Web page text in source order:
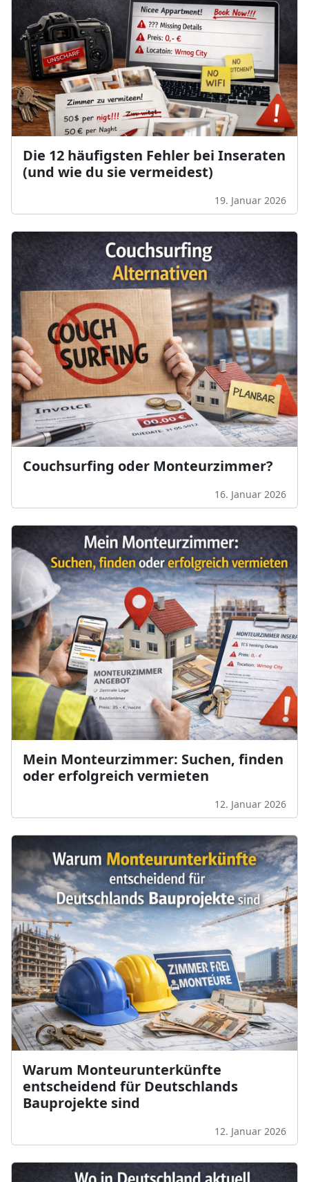
Die 12 häufigsten Fehler bei Inseraten
(und wie du sie vermeidest)
19. Januar 2026
Couchsurf‌ing oder Monteurzimmer?
16. Januar 2026
Mein Monteurzimmer: Suchen, finden
oder erfolgreich vermieten
12. Januar 2026
Warum Monteurunterkünfte
entscheidend für Deutschlands
Bauprojekte sind
12. Januar 2026